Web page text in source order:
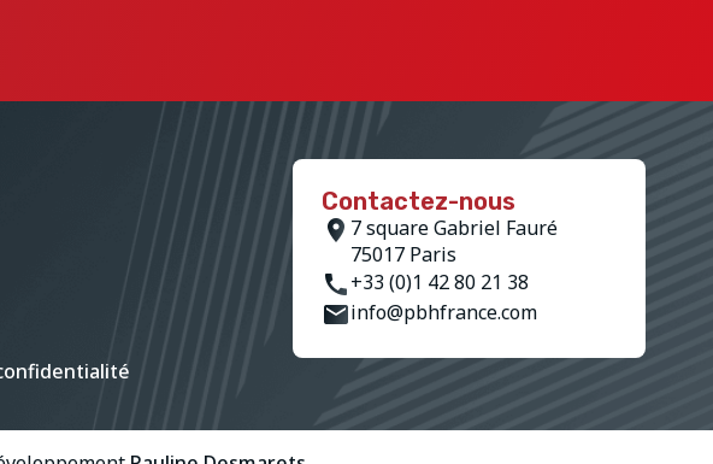
Contactez-nous
7 square Gabriel Fauré
75017 Paris
+33 (0)1 42 80 21 38
info@pbhfrance.com